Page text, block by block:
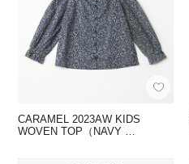
CARAMEL 2023AW KIDS
WOVEN TOP（NAVY …